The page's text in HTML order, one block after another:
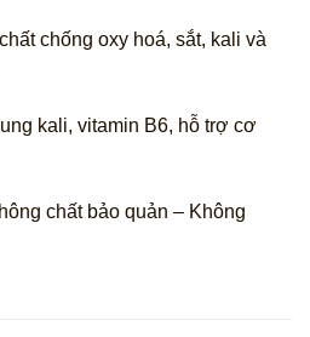
chống oxy hoá, sắt, kali và
kali, vitamin B6, hỗ trợ cơ
chất bảo quản – Không